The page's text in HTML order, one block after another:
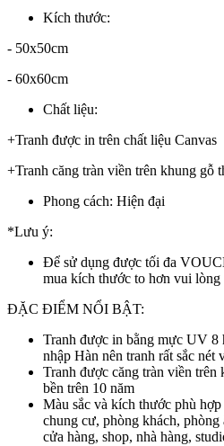
Kích thước:
- 50x50cm
- 60x60cm
Chất liệu:
+Tranh được in trên chất liệu Canvas
+Tranh căng tràn viền trên khung gỗ
Phong cách: Hiện đại
*Lưu ý:
Để sử dụng được tối đa
mua kích thước to hơn vui
ĐẶC ĐIỂM NỔI BẬT:
Tranh được in bằng mực UV 8
nhập Hàn nên tranh rất sắc nét
Tranh được căng tràn viền
bền trên 10 năm
Màu sắc và kích thước phù
chung cư, phòng khách,
cửa hàng, shop, nhà hàng,